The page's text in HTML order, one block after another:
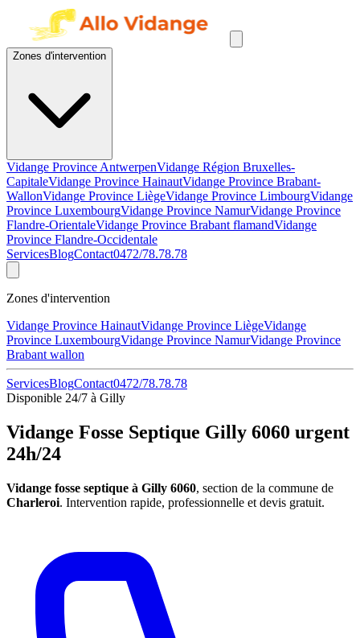
Zones d'intervention
Vidange Province AntwerpenVidange Région Bruxelles-
CapitaleVidange Province HainautVidange Province Brabant-
WallonVidange Province LiègeVidange Province LimbourgVidange
Province LuxembourgVidange Province NamurVidange Province
Flandre-OrientaleVidange Province Brabant flamandVidange
Province Flandre-Occidentale
ServicesBlogContact0472/78.78.78
Zones d'intervention
Vidange Province HainautVidange Province LiègeVidange
Province LuxembourgVidange Province NamurVidange Province
Brabant wallon
ServicesBlogContact0472/78.78.78
Disponible 24/7 à Gilly
Vidange Fosse Septique Gilly 6060 urgent
24h/24
Vidange fosse septique à Gilly 6060, section de la commune de
Charleroi. Intervention rapide, professionnelle et devis gratuit.